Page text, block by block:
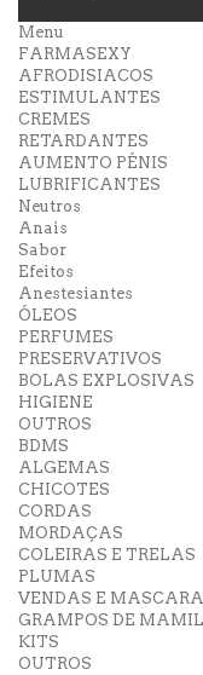
Menu
FARMASEXY
AFRODISIACOS
ESTIMULANTES
CREMES
RETARDANTES
AUMENTO PÉNIS
LUBRIFICANTES
Neutros
Anais
Sabor
Efeitos
Anestesiantes
ÓLEOS
PERFUMES
PRESERVATIVOS
BOLAS EXPLOSIVAS
HIGIENE
OUTROS
BDMS
ALGEMAS
CHICOTES
CORDAS
MORDAÇAS
COLEIRAS E TRELAS
PLUMAS
VENDAS E
GRAMPOS DE
KITS
OUTROS